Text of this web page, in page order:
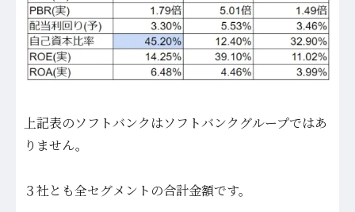
上記表のソフトバンクはソフトバンクグループではあ
りません。
３社とも全セグメントの合計金額です。